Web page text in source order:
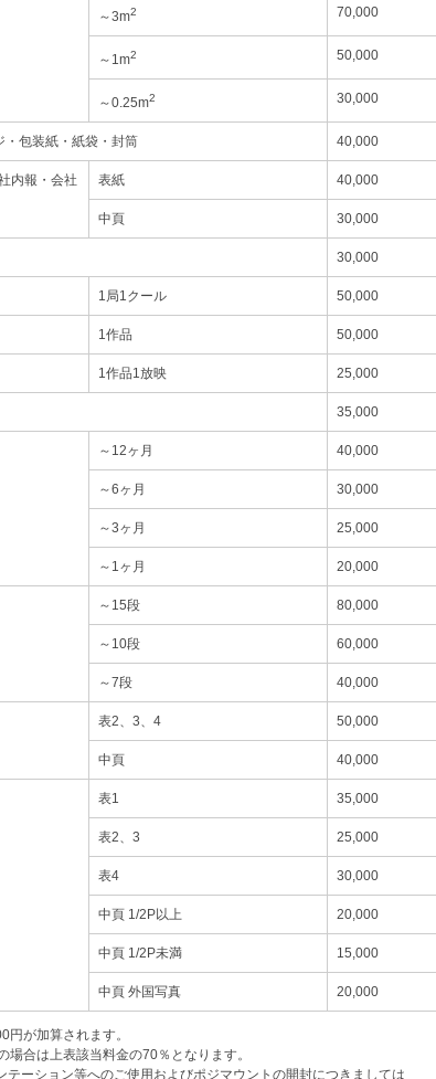
～3m2 70,000
～1m2 50,000
～0.25m2 30,000
・包装紙・紙袋・封筒 40,000
内報・会社
表紙 40,000
中頁 30,000
30,000
1局1クール 50,000
1作品 50,000
1作品1放映 25,000
35,000
～12ヶ月 40,000
～6ヶ月 30,000
～3ヶ月 25,000
～1ヶ月 20,000
～15段 80,000
～10段 60,000
～7段 40,000
表2、3、4 50,000
中頁 40,000
表1 35,000
表2、3 25,000
表4 30,000
中頁 1/2P以上 20,000
中頁 1/2P未満 15,000
中頁 外国写真 20,000
が加算されます。
合は上表該当料金の70％となります。
ーション等へのご使用およびポジマウントの開封につきましては